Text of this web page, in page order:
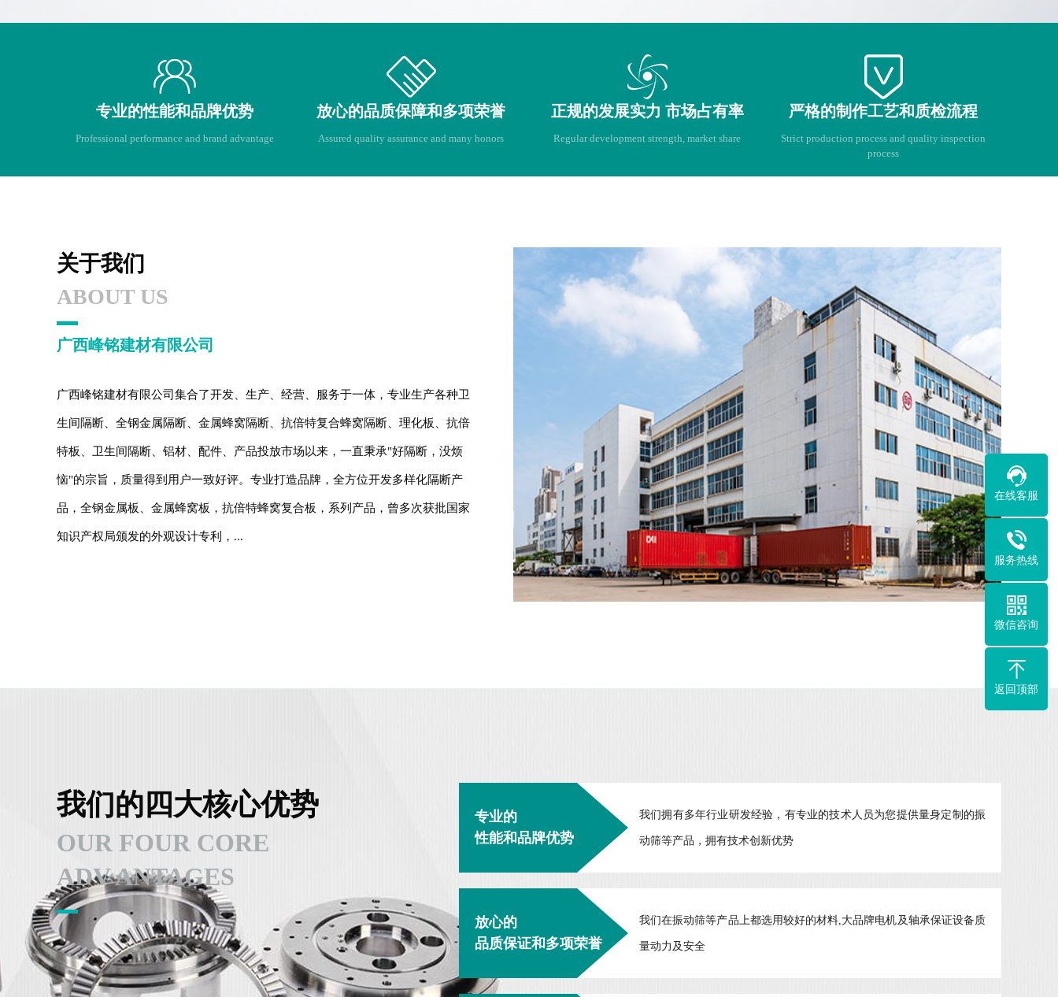
专业的性能和品牌优势
Professional performance and brand advantage
放心的品质保障和多项荣誉
Assured quality assurance and many honors
正规的发展实力 市场占有率
Regular development strength, market share
严格的制作工艺和质检流程
Strict production process and quality inspection
process
关于我们
ABOUT US
广西峰铭建材有限公司
广西峰铭建材有限公司集合了开发、生产、经营、服务于一体，专业生产各种卫
生间隔断、全钢金属隔断、金属蜂窝隔断、抗倍特复合蜂窝隔断、理化板、抗倍
特板、卫生间隔断、铝材、配件、产品投放市场以来，一直秉承"好隔断，没烦
恼"的宗旨，质量得到用户一致好评。专业打造品牌，全方位开发多样化隔断产
品，全钢金属板、金属蜂窝板，抗倍特蜂窝复合板，系列产品，曾多次获批国家
知识产权局颁发的外观设计专利，...
我们的四大核心优势
OUR FOUR CORE
ADV ANTAGES
专业的
性能和品牌优势
我们拥有多年行业研发经验，有专业的技术人员为您提供量身定制的振
动筛等产品，拥有技术创新优势
放心的
品质保证和多项荣誉
我们在振动筛等产品上都选用较好的材料,大品牌电机及轴承保证设备质
量动力及安全
在线客服
服务热线
微信咨询
返回顶部